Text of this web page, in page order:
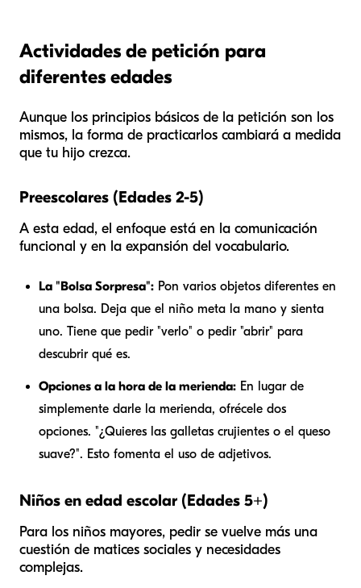
Actividades de petición para
diferentes edades
Aunque los principios básicos de la petición son los
mismos, la forma de practicarlos cambiará a medida
que tu hijo crezca.
Preescolares (Edades 2-5)
A esta edad, el enfoque está en la comunicación
funcional y en la expansión del vocabulario.
La "Bolsa Sorpresa": Pon varios objetos diferentes en
una bolsa. Deja que el niño meta la mano y sienta
uno. Tiene que pedir "verlo" o pedir "abrir" para
descubrir qué es.
Opciones a la hora de la merienda: En lugar de
simplemente darle la merienda, ofrécele dos
opciones. "¿Quieres las galletas crujientes o el queso
suave?". Esto fomenta el uso de adjetivos.
Niños en edad escolar (Edades 5+)
Para los niños mayores, pedir se vuelve más una
cuestión de matices sociales y necesidades
complejas.